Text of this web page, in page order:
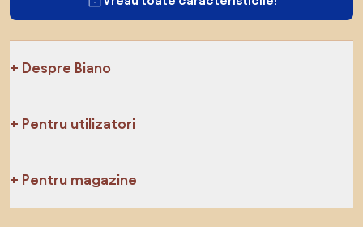
Despre Biano
Pentru utilizatori
Pentru magazine